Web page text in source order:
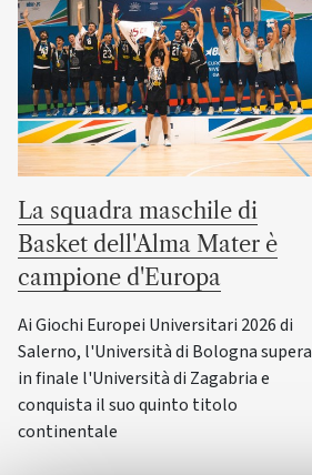
La squadra maschile di
Basket dell'Alma Mater è
campione d'Europa
Ai Giochi Europei Universitari 2026 di
Salerno, l'Università di Bologna supera
in finale l'Università di Zagabria e
conquista il suo quinto titolo
continentale